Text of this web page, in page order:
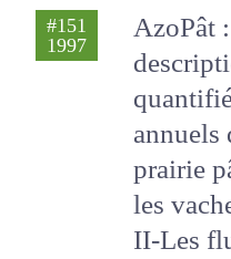
#151
1997
AzoPât
annuels
prairie
les
II-Les